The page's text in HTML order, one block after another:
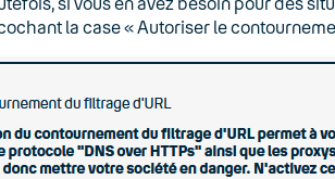
la case « Autoriser le